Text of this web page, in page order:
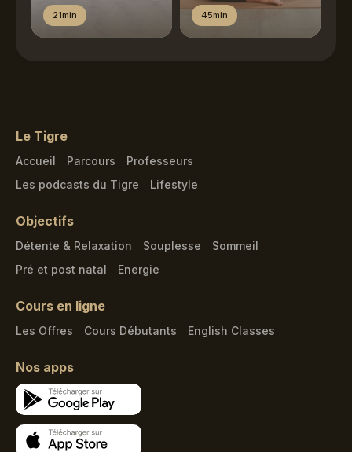
21min 45min
Le Tigre
Accueil Parcours
Professeurs
Les podcasts du Tigre
Lifestyle
Objectifs
Détente & Relaxation Souplesse
Sommeil
Pré et post natal
Energie
Cours en ligne
Les Offres Cours Débutants English Classes
Nos apps